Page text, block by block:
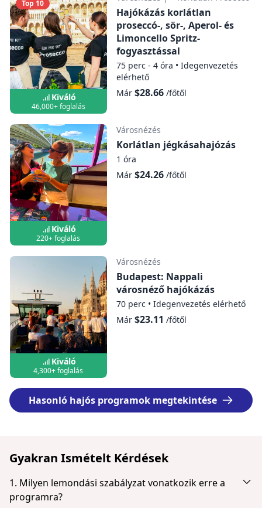
Nagyméretű tárgyakat, például
babakocsikat, gyermekkerékpárokat és
rollereket nem lehet felvinni a fedélzetre,
de biztonságosan el lehet őket helyezni a
kikötőben.
Az akadálymentesség korlátozott. Szükség
esetén egy kísérő előre ellenőrizheti a
beszállási feltételeket.
Top 10
Kiváló
46,000+ foglalás
Hajókázás korlátlan
proseccó-, sör-, Aperol- és
Limoncello Spritz-
fogyasztással
75 perc - 4 óra • Idegenvezetés
elérhető
Már $28.66/főtől
Kiváló
220+ foglalás
Városnézés
Korlátlan jégkásahajózás
1 óra
Már $24.26/főtől
Kiváló
4,300+ foglalás
Városnézés
Budapest: Nappali
városnéző hajókázás
70 perc • Idegenvezetés elérhető
Már $23.11 /főtől
Hasonló hajós programok megtekintése
Gyakran Ismételt Kérdések
1. Milyen lemondási szabályzat vonatkozik erre a
programra?